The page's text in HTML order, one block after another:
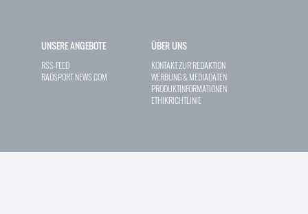
UNSERE ANGEBOTE
RSS-FEED
RADSPORT-NEWS.COM
ÜBER UNS
KONTAKT ZUR REDAKTION
WERBUNG & MEDIADATEN
PRODUKTINFORMATIONEN
ETHIKRICHTLINIE